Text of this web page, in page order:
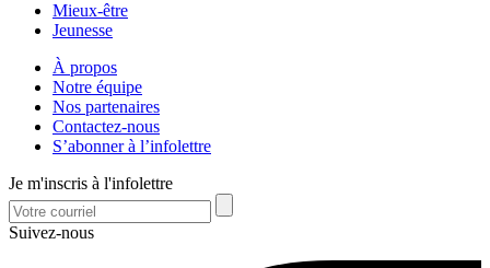
Mieux-être
Jeunesse
À propos
Notre équipe
Nos partenaires
Contactez-nous
S’abonner à l’infolettre
Je m'inscris à l'infolettre
Suivez-nous